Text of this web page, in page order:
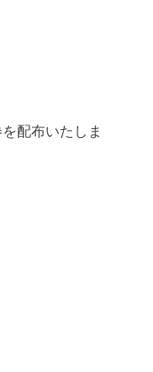
配布いたしま